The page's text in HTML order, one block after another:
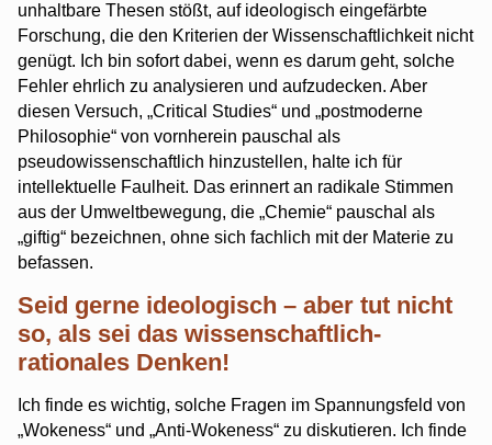
unhaltbare Thesen stößt, auf ideologisch eingefärbte
Forschung, die den Kriterien der Wissenschaftlichkeit nicht
genügt. Ich bin sofort dabei, wenn es darum geht, solche
Fehler ehrlich zu analysieren und aufzudecken. Aber
diesen Versuch, „Critical Studies“ und „postmoderne
Philosophie“ von vornherein pauschal als
pseudowissenschaftlich hinzustellen, halte ich für
intellektuelle Faulheit. Das erinnert an radikale Stimmen
aus der Umweltbewegung, die „Chemie“ pauschal als
„giftig“ bezeichnen, ohne sich fachlich mit der Materie zu
befassen.
Seid gerne ideologisch – aber tut nicht
so, als sei das wissenschaftlich-
rationales Denken!
Ich finde es wichtig, solche Fragen im Spannungsfeld von
„Wokeness“ und „Anti-Wokeness“ zu diskutieren. Ich finde